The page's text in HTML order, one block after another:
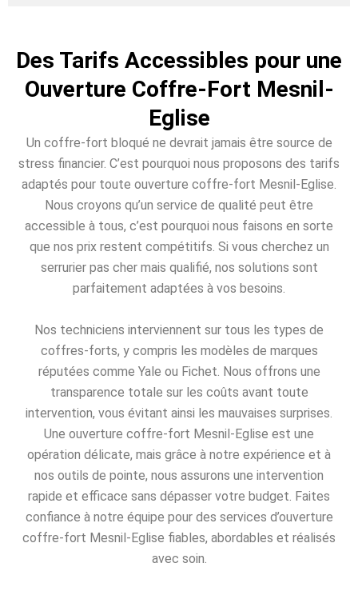
Des Tarifs Accessibles pour une
Ouverture Coffre-Fort Mesnil-
Eglise
Un coffre-fort bloqué ne devrait jamais être source de
stress financier. C’est pourquoi nous proposons des tarifs
adaptés pour toute ouverture coffre-fort Mesnil-Eglise.
Nous croyons qu’un service de qualité peut être
accessible à tous, c’est pourquoi nous faisons en sorte
que nos prix restent compétitifs. Si vous cherchez un
serrurier pas cher mais qualifié, nos solutions sont
parfaitement adaptées à vos besoins.
Nos techniciens interviennent sur tous les types de
coffres-forts, y compris les modèles de marques
réputées comme Yale ou Fichet. Nous offrons une
transparence totale sur les coûts avant toute
intervention, vous évitant ainsi les mauvaises surprises.
Une ouverture coffre-fort Mesnil-Eglise est une
opération délicate, mais grâce à notre expérience et à
nos outils de pointe, nous assurons une intervention
rapide et efficace sans dépasser votre budget. Faites
confiance à notre équipe pour des services d’ouverture
coffre-fort Mesnil-Eglise fiables, abordables et réalisés
avec soin.